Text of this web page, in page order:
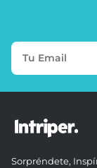
Sorpréndete,